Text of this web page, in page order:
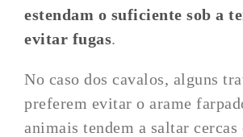
estendam o suficiente sob a
evitar fugas.
No caso dos cavalos, alguns
preferem evitar o arame
animais tendem a saltar cercas